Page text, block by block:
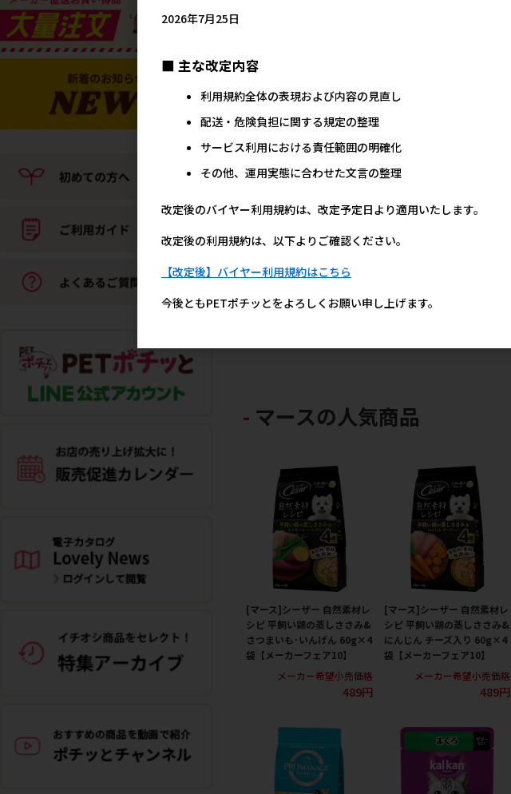
400g
425円
[ユニ･チャーム]愛犬元気 缶
メーカー希望小売価格
り 375g
マースの人気商品
[マース]シーザー 自然素材レ
シピ 平飼い鶏の蒸しささみ&
さつまいも･いんげん 60g×4
袋【メーカーフェア10】
メーカー希望小売価格
489円
[マース]シーザー 自然素材レ
シピ 平飼い鶏の蒸しささみ&
にんじん チーズ入り 60g×4
袋【メーカーフェア10】
メーカー希望小売価格
489円
2026年7月25日
■ 主な改定内容
利用規約全体の表現および内容の見直し
配送・危険負担に関する規定の整理
サービス利用における責任範囲の明確化
その他、運用実態に合わせた文言の整理
改定後のバイヤー利用規約は、改定予定日より適用いたします。
改定後の利用規約は、以下よりご確認ください。
【改定後】バイヤー利用規約はこちら
今後ともPETポチッとをよろしくお願い申し上げます。